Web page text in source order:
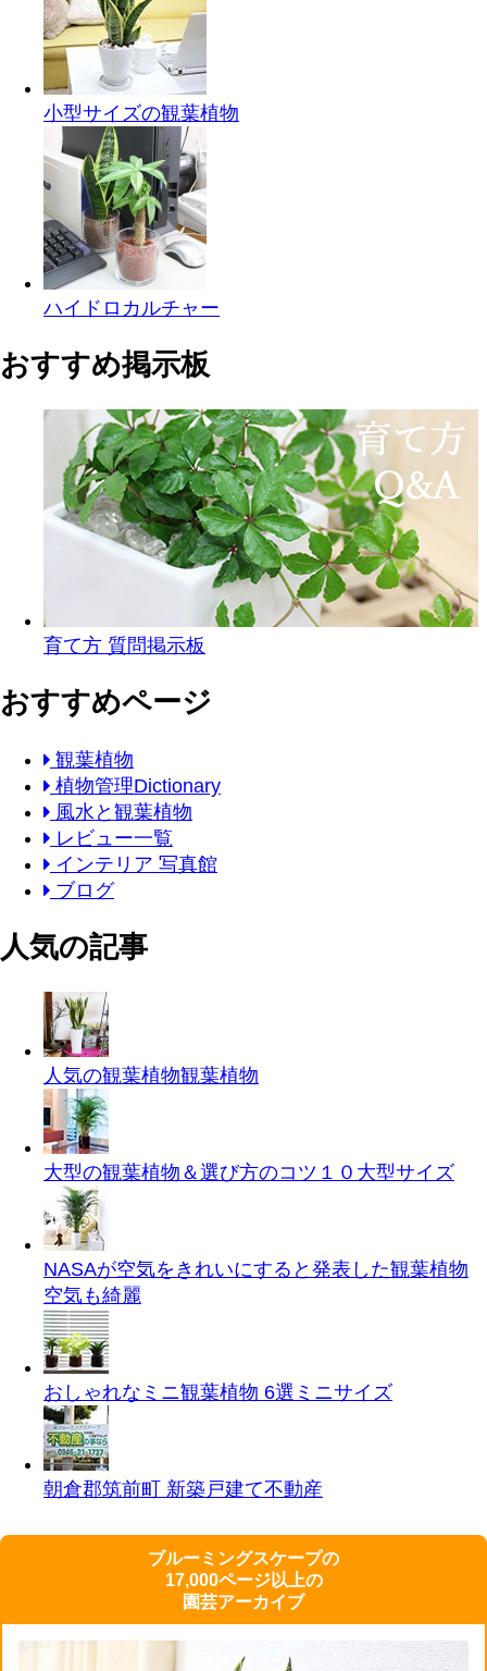
小型サイズの観葉植物
ハイドロカルチャー
おすすめ掲示板
育て方 質問掲示板
おすすめページ
観葉植物
植物管理Dictionary
風水と観葉植物
レビュー一覧
インテリア 写真館
ブログ
人気の記事
人気の観葉植物観葉植物
大型の観葉植物＆選び方のコツ１０ 大型サイズ
NASAが空気をきれいにすると発表した観葉植物
空気も綺麗
おしゃれなミニ観葉植物 6選 ミニサイズ
朝倉郡筑前町 新築戸建て不動産
ブルーミングスケープの
17,000ページ以上の
園芸アーカイブ